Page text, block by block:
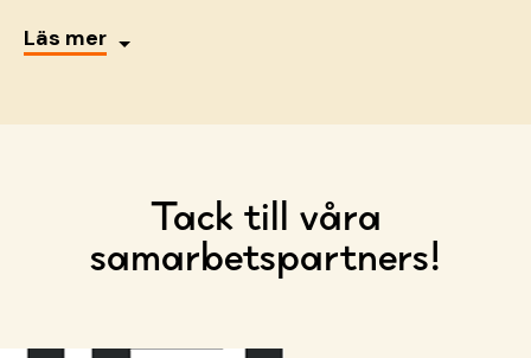
Läs mer
Tack till våra
samarbetspartners!